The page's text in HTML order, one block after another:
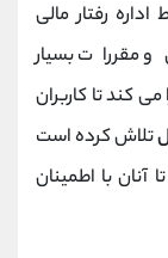
رفتار مالی
بسیار
کند تا کاربران
تلاش کرده است
آنان با اطمینان